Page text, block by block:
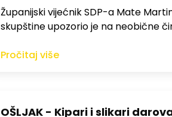
Županijski vijećnik SDP-a Mate
skupštine upozorio je na neobične
Pročitaj više
OŠLJAK - Kipari i slikari